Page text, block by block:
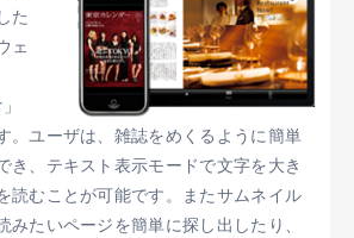
た
ェ
。ユーザは、雑誌をめくるように簡単
き、テキスト表示モードで文字を大き
読むことが可能です。またサムネイル
みたいページを簡単に探し出したり、